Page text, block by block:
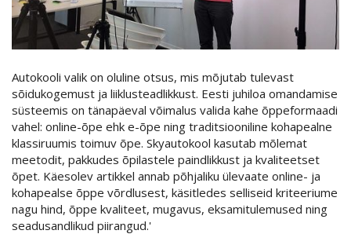
Autokooli valik on oluline otsus, mis mõjutab tulevast
sõidukogemust ja liiklusteadlikkust. Eesti juhiloa omandamise
süsteemis on tänapäeval võimalus valida kahe õppeformaadi
vahel: online-õpe ehk e-õpe ning traditsiooniline kohapealne
klassiruumis toimuv õpe. Skyautokool kasutab mõlemat
meetodit, pakkudes õpilastele paindlikkust ja kvaliteetset
õpet. Käesolev artikkel annab põhjaliku ülevaate online- ja
kohapealse õppe võrdlusest, käsitledes selliseid kriteeriume
nagu hind, õppe kvaliteet, mugavus, eksamitulemused ning
seadusandlikud piirangud.'